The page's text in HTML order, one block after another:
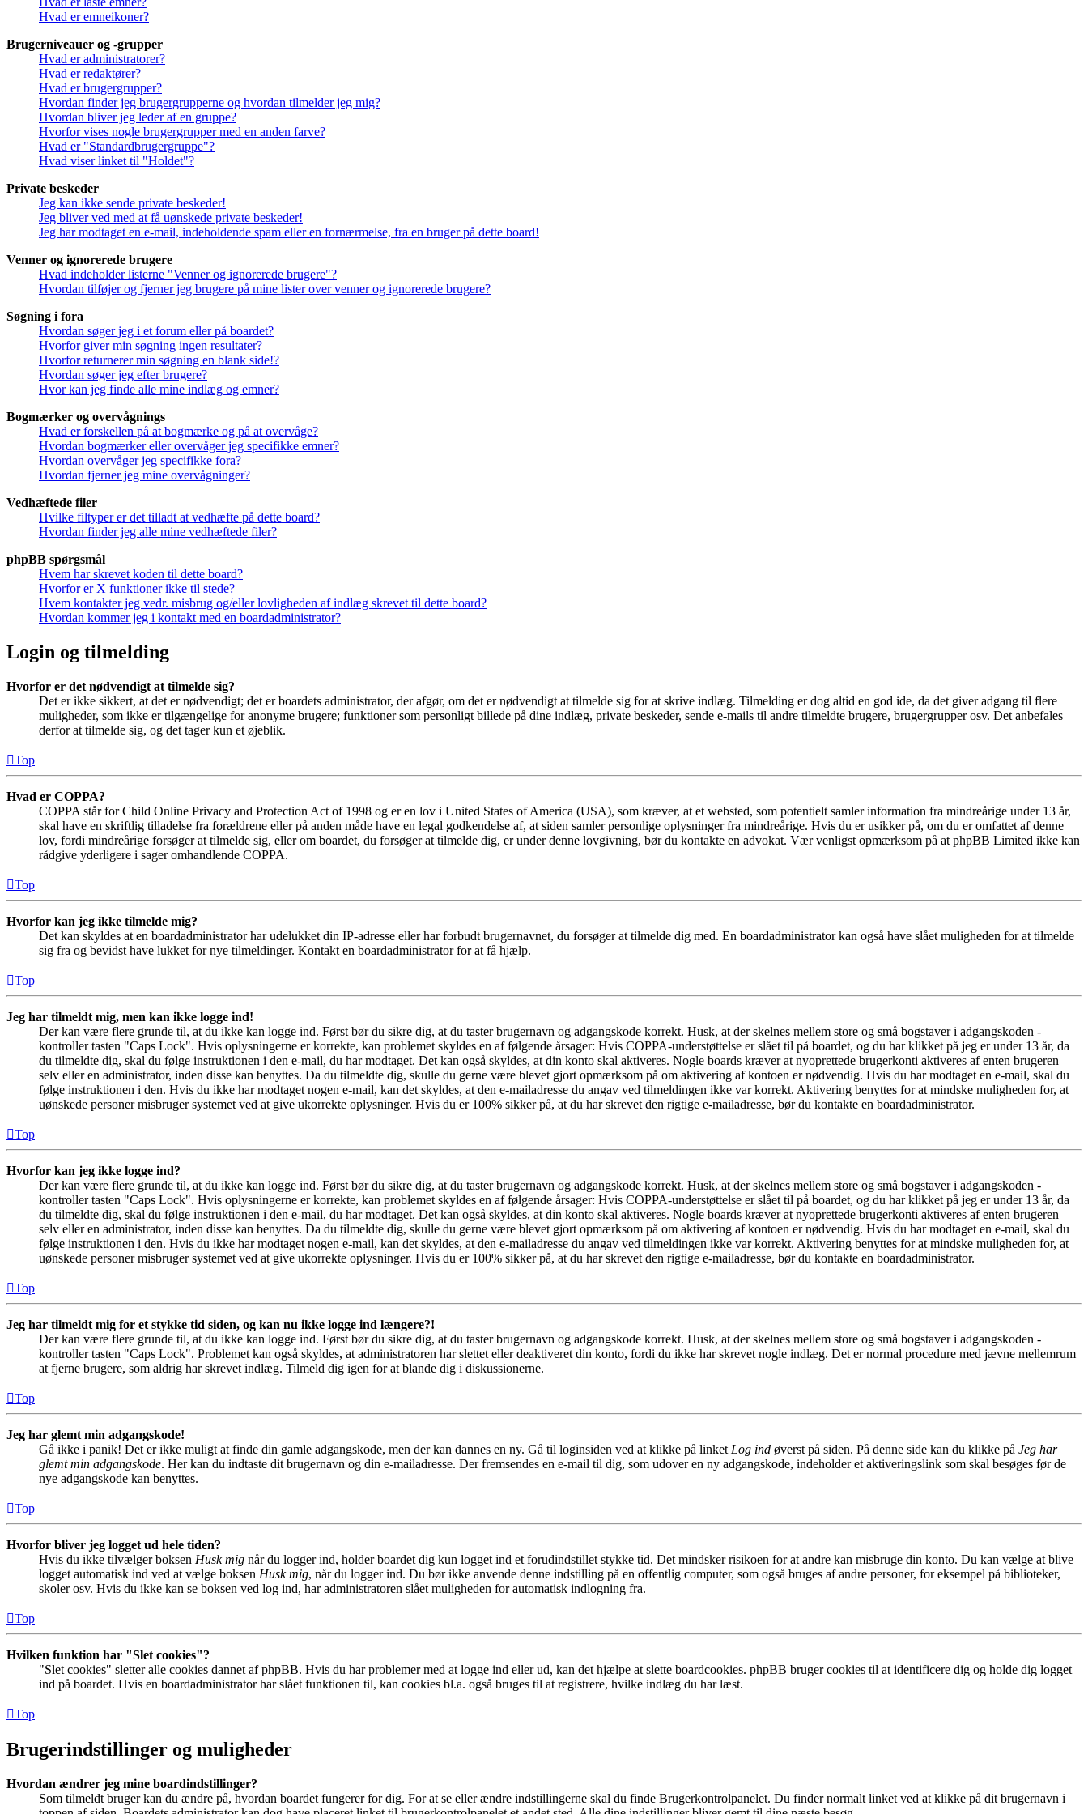
Hvad er emneikoner?
Brugerniveauer og -grupper
Hvad er administratorer?
Hvad er redaktører?
Hvad er brugergrupper?
Hvordan finder jeg brugergrupperne og hvordan tilmelder jeg mig?
Hvordan bliver jeg leder af en gruppe?
Hvorfor vises nogle brugergrupper med en anden farve?
Hvad er "Standardbrugergruppe"?
Hvad viser linket til "Holdet"?
Private beskeder
Jeg kan ikke sende private beskeder!
Jeg bliver ved med at få uønskede private beskeder!
Jeg har modtaget en e-mail, indeholdende spam eller en fornærmelse, fra en bruger på dette board!
Venner og ignorerede brugere
Hvad indeholder listerne "Venner og ignorerede brugere"?
Hvordan tilføjer og fjerner jeg brugere på mine lister over venner og ignorerede brugere?
Søgning i fora
Hvordan søger jeg i et forum eller på boardet?
Hvorfor giver min søgning ingen resultater?
Hvorfor returnerer min søgning en blank side!?
Hvordan søger jeg efter brugere?
Hvor kan jeg finde alle mine indlæg og emner?
Bogmærker og overvågnings
Hvad er forskellen på at bogmærke og på at overvåge?
Hvordan bogmærker eller overvåger jeg specifikke emner?
Hvordan overvåger jeg specifikke fora?
Hvordan fjerner jeg mine overvågninger?
Vedhæftede filer
Hvilke filtyper er det tilladt at vedhæfte på dette board?
Hvordan finder jeg alle mine vedhæftede filer?
phpBB spørgsmål
Hvem har skrevet koden til dette board?
Hvorfor er X funktioner ikke til stede?
Hvem kontakter jeg vedr. misbrug og/eller lovligheden af indlæg skrevet til dette board?
Hvordan kommer jeg i kontakt med en boardadministrator?
Login og tilmelding
Hvorfor er det nødvendigt at tilmelde sig?
Det er ikke sikkert, at det er nødvendigt; det er boardets administrator, der afgør, om det er nødvendigt at tilmelde sig for at skrive indlæg. Tilmelding er dog altid en god ide, da det giver adgang til flere
muligheder, som ikke er tilgængelige for anonyme brugere; funktioner som personligt billede på dine indlæg, private beskeder, sende e-mails til andre tilmeldte brugere, brugergrupper osv. Det anbefales
derfor at tilmelde sig, og det tager kun et øjeblik.
Top
Hvad er COPPA?
COPPA står for Child Online Privacy and Protection Act of 1998 og er en lov i United States of America (USA), som kræver, at et websted, som potentielt samler information fra mindreårige under 13 år,
skal have en skriftlig tilladelse fra forældrene eller på anden måde have en legal godkendelse af, at siden samler personlige oplysninger fra mindreårige. Hvis du er usikker på, om du er omfattet af denne
lov, fordi mindreårige forsøger at tilmelde sig, eller om boardet, du forsøger at tilmelde dig, er under denne lovgivning, bør du kontakte en advokat. Vær venligst opmærksom på at phpBB Limited ikke kan
rådgive yderligere i sager omhandlende COPPA.
Top
Hvorfor kan jeg ikke tilmelde mig?
Det kan skyldes at en boardadministrator har udelukket din IP-adresse eller har forbudt brugernavnet, du forsøger at tilmelde dig med. En boardadministrator kan også have slået muligheden for at tilmelde
sig fra og bevidst have lukket for nye tilmeldinger. Kontakt en boardadministrator for at få hjælp.
Top
Jeg har tilmeldt mig, men kan ikke logge ind!
Der kan være flere grunde til, at du ikke kan logge ind. Først bør du sikre dig, at du taster brugernavn og adgangskode korrekt. Husk, at der skelnes mellem store og små bogstaver i adgangskoden -
kontroller tasten "Caps Lock". Hvis oplysningerne er korrekte, kan problemet skyldes en af følgende årsager: Hvis COPPA-understøttelse er slået til på boardet, og du har klikket på jeg er under 13 år, da
du tilmeldte dig, skal du følge instruktionen i den e-mail, du har modtaget. Det kan også skyldes, at din konto skal aktiveres. Nogle boards kræver at nyoprettede brugerkonti aktiveres af enten brugeren
selv eller en administrator, inden disse kan benyttes. Da du tilmeldte dig, skulle du gerne være blevet gjort opmærksom på om aktivering af kontoen er nødvendig. Hvis du har modtaget en e-mail, skal du
følge instruktionen i den. Hvis du ikke har modtaget nogen e-mail, kan det skyldes, at den e-mailadresse du angav ved tilmeldingen ikke var korrekt. Aktivering benyttes for at mindske muligheden for, at
uønskede personer misbruger systemet ved at give ukorrekte oplysninger. Hvis du er 100% sikker på, at du har skrevet den rigtige e-mailadresse, bør du kontakte en boardadministrator.
Top
Hvorfor kan jeg ikke logge ind?
Der kan være flere grunde til, at du ikke kan logge ind. Først bør du sikre dig, at du taster brugernavn og adgangskode korrekt. Husk, at der skelnes mellem store og små bogstaver i adgangskoden -
kontroller tasten "Caps Lock". Hvis oplysningerne er korrekte, kan problemet skyldes en af følgende årsager: Hvis COPPA-understøttelse er slået til på boardet, og du har klikket på jeg er under 13 år, da
du tilmeldte dig, skal du følge instruktionen i den e-mail, du har modtaget. Det kan også skyldes, at din konto skal aktiveres. Nogle boards kræver at nyoprettede brugerkonti aktiveres af enten brugeren
selv eller en administrator, inden disse kan benyttes. Da du tilmeldte dig, skulle du gerne være blevet gjort opmærksom på om aktivering af kontoen er nødvendig. Hvis du har modtaget en e-mail, skal du
følge instruktionen i den. Hvis du ikke har modtaget nogen e-mail, kan det skyldes, at den e-mailadresse du angav ved tilmeldingen ikke var korrekt. Aktivering benyttes for at mindske muligheden for, at
uønskede personer misbruger systemet ved at give ukorrekte oplysninger. Hvis du er 100% sikker på, at du har skrevet den rigtige e-mailadresse, bør du kontakte en boardadministrator.
Top
Jeg har tilmeldt mig for et stykke tid siden, og kan nu ikke logge ind længere?!
Der kan være flere grunde til, at du ikke kan logge ind. Først bør du sikre dig, at du taster brugernavn og adgangskode korrekt. Husk, at der skelnes mellem store og små bogstaver i adgangskoden -
kontroller tasten "Caps Lock". Problemet kan også skyldes, at administratoren har slettet eller deaktiveret din konto, fordi du ikke har skrevet nogle indlæg. Det er normal procedure med jævne mellemrum
at fjerne brugere, som aldrig har skrevet indlæg. Tilmeld dig igen for at blande dig i diskussionerne.
Top
Jeg har glemt min adgangskode!
Gå ikke i panik! Det er ikke muligt at finde din gamle adgangskode, men der kan dannes en ny. Gå til loginsiden ved at klikke på linket Log ind øverst på siden. På denne side kan du klikke på Jeg har
glemt min adgangskode. Her kan du indtaste dit brugernavn og din e-mailadresse. Der fremsendes en e-mail til dig, som udover en ny adgangskode, indeholder et aktiveringslink som skal besøges før de
nye adgangskode kan benyttes.
Top
Hvorfor bliver jeg logget ud hele tiden?
Hvis du ikke tilvælger boksen Husk mig når du logger ind, holder boardet dig kun logget ind et forudindstillet stykke tid. Det mindsker risikoen for at andre kan misbruge din konto. Du kan vælge at blive
logget automatisk ind ved at vælge boksen Husk mig, når du logger ind. Du bør ikke anvende denne indstilling på en offentlig computer, som også bruges af andre personer, for eksempel på biblioteker,
skoler osv. Hvis du ikke kan se boksen ved log ind, har administratoren slået muligheden for automatisk indlogning fra.
Top
Hvilken funktion har "Slet cookies"?
"Slet cookies" sletter alle cookies dannet af phpBB. Hvis du har problemer med at logge ind eller ud, kan det hjælpe at slette boardcookies. phpBB bruger cookies til at identificere dig og holde dig logget
ind på boardet. Hvis en boardadministrator har slået funktionen til, kan cookies bl.a. også bruges til at registrere, hvilke indlæg du har læst.
Top
Brugerindstillinger og muligheder
Hvordan ændrer jeg mine boardindstillinger?
Som tilmeldt bruger kan du ændre på, hvordan boardet fungerer for dig. For at se eller ændre indstillingerne skal du finde Brugerkontrolpanelet. Du finder normalt linket ved at klikke på dit brugernavn i